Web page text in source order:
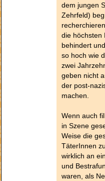
dem jungen
Zehrfeld)
die höchsten
behindert
so hoch wie
zwei
geben nicht
der post-
machen.
Wenn auch
in Szene
Weise die
TäterInnen
wirklich an
und
waren, als